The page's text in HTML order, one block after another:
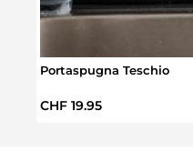
Portaspugna Teschio
Prezzo normale:
CHF 19.95